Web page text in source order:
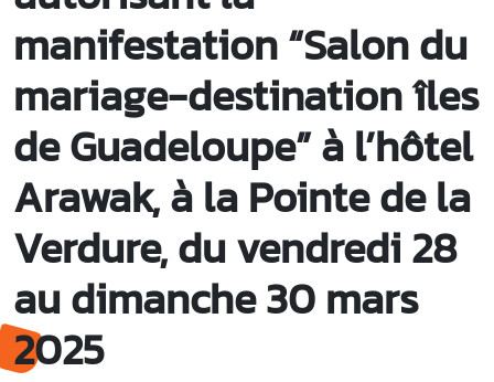
manifestation “Salon du
mariage-destination îles
de Guadeloupe” à l’hôtel
Arawak, à la Pointe de la
Verdure, du vendredi 28
au dimanche 30 mars
2025